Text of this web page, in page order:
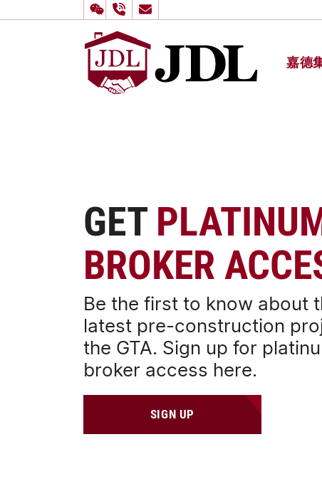
嘉德
GET
BROKER
Be the first to know about
latest pre-construction
the GTA. Sign up for
broker access here.
SIGN UP